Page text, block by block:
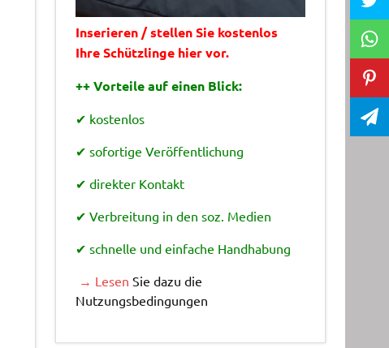
Inserieren / stellen Sie kostenlos
Ihre Schützlinge hier vor.
++ Vorteile auf einen Blick:
✔ kostenlos
✔ sofortige Veröffentlichung
✔ direkter Kontakt
✔ Verbreitung in den soz. Medien
✔ schnelle und einfache Handhabung
→ Lesen Sie dazu die
Nutzungsbedingungen